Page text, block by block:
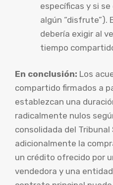
específicas y si
algún “disfrute”).
debería exigir al
tiempo
En conclusión: Los
compartido firmados a
establezcan una
radicalmente nulos
consolidada del Tribunal
adicionalmente la
un crédito ofrecido por
vendedora y una